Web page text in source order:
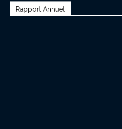
Rapport Annuel